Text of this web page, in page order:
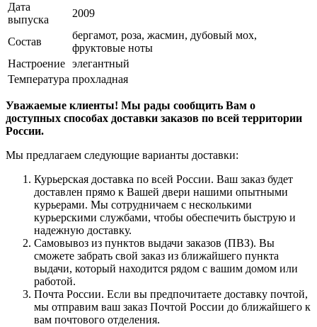
Дата
выпуска
2009
Состав
бергамот, роза, жасмин, дубовый мох,
фруктовые ноты
Настроение элегантный
Температура прохладная
Уважаемые клиенты! Мы рады сообщить Вам о
доступных способах доставки заказов по всей территории
России.
Мы предлагаем следующие варианты доставки:
Курьерская доставка по всей России. Ваш заказ будет
доставлен прямо к Вашей двери нашими опытными
курьерами. Мы сотрудничаем с несколькими
курьерскими службами, чтобы обеспечить быструю и
надежную доставку.
Самовывоз из пунктов выдачи заказов (ПВЗ). Вы
сможете забрать свой заказ из ближайшего пункта
выдачи, который находится рядом с вашим домом или
работой.
Почта России. Если вы предпочитаете доставку почтой,
мы отправим ваш заказ Почтой России до ближайшего к
вам почтового отделения.